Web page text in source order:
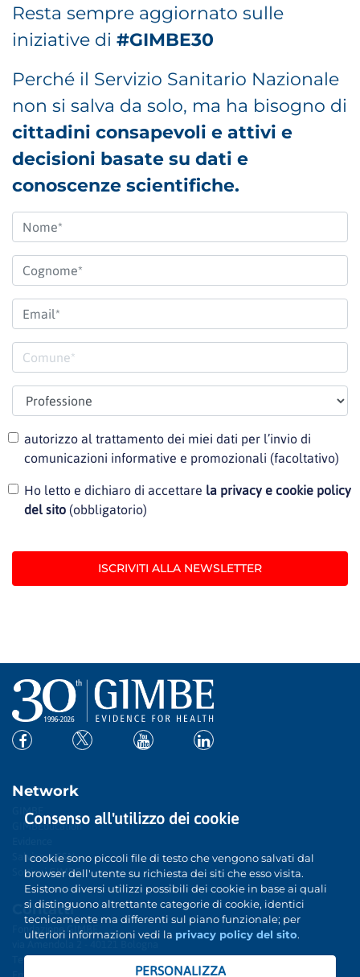
Resta sempre aggiornato sulle
iniziative di #GIMBE30
Perché il Servizio Sanitario Nazionale
non si salva da solo, ma ha bisogno di
cittadini consapevoli e attivi e
decisioni basate su dati e
conoscenze scientifiche.
autorizzo al trattamento dei miei dati per l’invio di
comunicazioni informative e promozionali (facoltativo)
Ho letto e dichiaro di accettare la privacy e cookie policy
del sito (obbligatorio)
ISCRIVITI ALLA NEWSLETTER
Network
GIMBE
GIMBEducation
Salviamo SSN
Sostieni GIMBE
Contatti
Fondazione GIMBE
Tel. 051 5883920 - Fax 051 3372195
Consenso all'utilizzo dei cookie
I cookie sono piccoli file di testo che vengono salvati dal
browser dell'utente su richiesta dei siti che esso visita.
Esistono diversi utilizzi possibili dei cookie in base ai quali
si distinguono altrettante categorie di cookie, identici
tecnicamente ma differenti sul piano funzionale; per
ulteriori informazioni vedi la privacy policy del sito.
PERSONALIZZA